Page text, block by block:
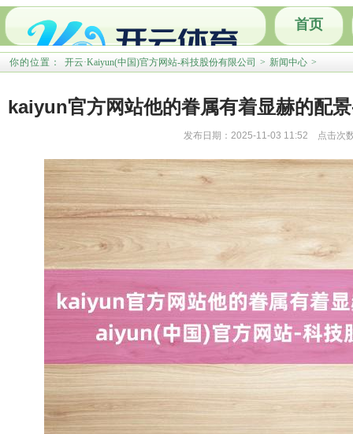
首页
公共政策
视频观察
你的位置： 开云·Kaiyun(中国)官方网站-科技股份有限公司 > 新闻中心 >
kaiyun官方网站他的眷属有着显赫的配
发布日期：2025-11-03 11:52 点击次